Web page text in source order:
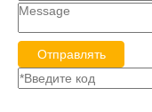
Отправлять